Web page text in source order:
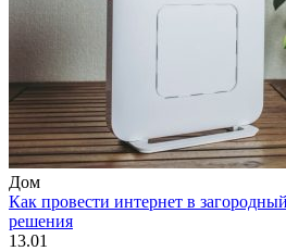
Дом
Как провести интернет в
решения
13.01